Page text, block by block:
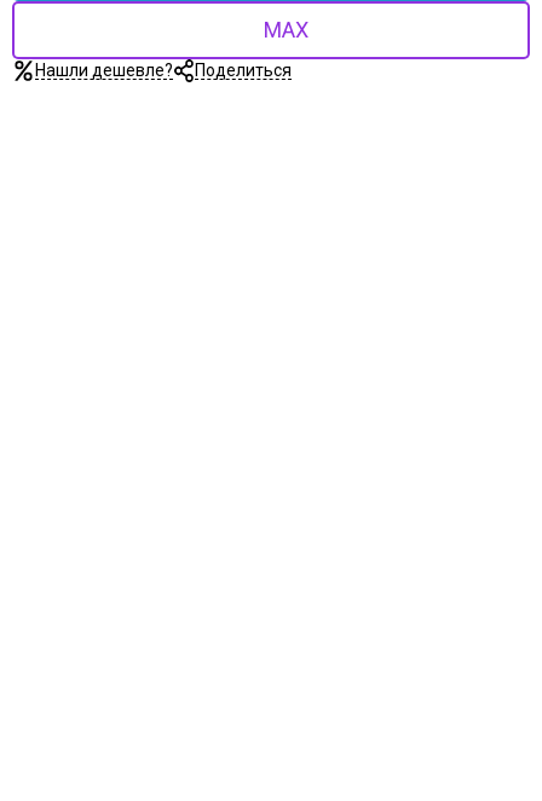
MAX
Нашли дешевле? Поделиться